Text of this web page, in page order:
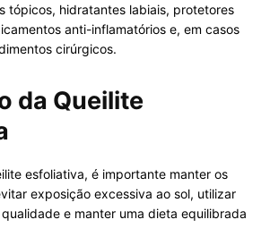
tópicos, hidratantes labiais, protetores
anti-inflamatórios e, em casos
cirúrgicos.
da Queilite
esfoliativa, é importante manter os
exposição excessiva ao sol, utilizar
e manter uma dieta equilibrada